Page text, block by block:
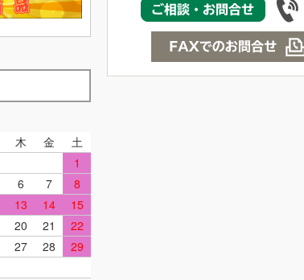
木 金
土
1
6 7
8
13 14
15
20 21
22
27 28
29